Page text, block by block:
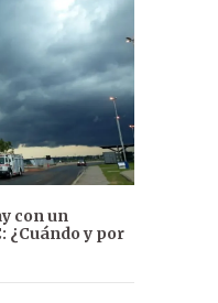
con un
¿Cuándo y por